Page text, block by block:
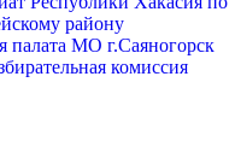
району
палата МО г.Саяногорск
комиссия